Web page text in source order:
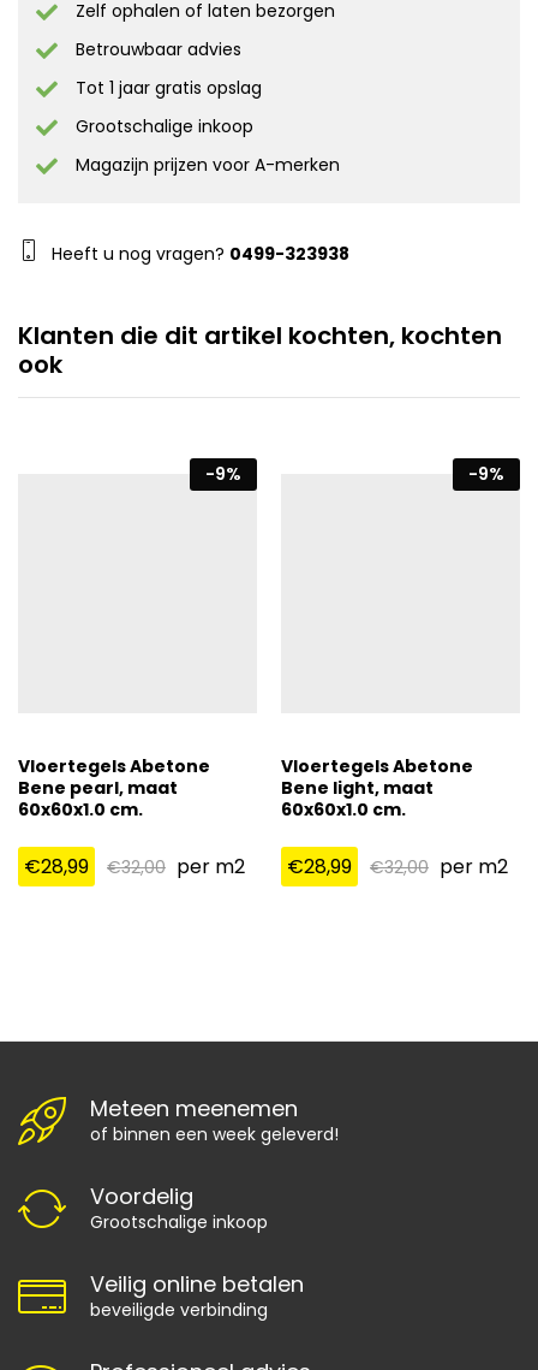
Zelf ophalen of laten bezorgen
Betrouwbaar advies
Tot 1 jaar gratis opslag
Grootschalige inkoop
Magazijn prijzen voor A-merken
Heeft u nog vragen? 0499-323938
Klanten die dit artikel kochten, kochten
ook
-9%
Vloertegels Abetone
Bene pearl, maat
60x60x1.0 cm.
€28,99 €32,00 per m2
-9%
Vloertegels Abetone
Bene light, maat
60x60x1.0 cm.
€28,99 €32,00 per m2
Meteen meenemen
of binnen een week geleverd!
Voordelig
Grootschalige inkoop
Veilig online betalen
beveiligde verbinding